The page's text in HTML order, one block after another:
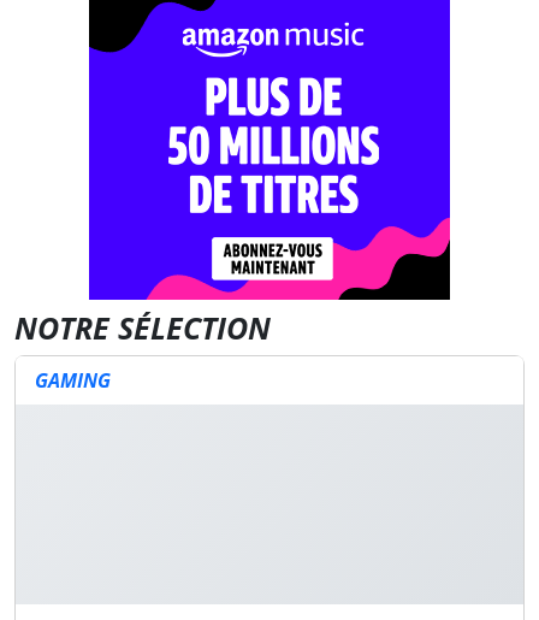
NOTRE SÉLECTION
GAMING